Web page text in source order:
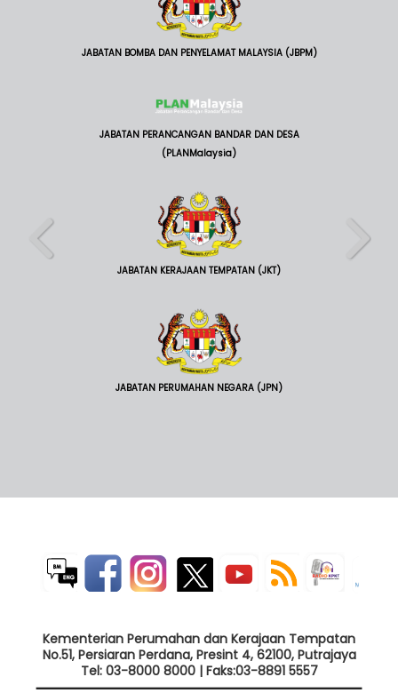
JABATAN BOMBA DAN PENYELAMAT MALAYSIA (JBPM)
JABATAN PERANCANGAN BANDAR DAN DESA
(PLANMalaysia)
JABATAN KERAJAAN TEMPATAN (JKT)
JABATAN PERUMAHAN NEGARA (JPN)
Kementerian Perumahan dan Kerajaan Tempatan
No.51, Persiaran Perdana, Presint 4, 62100, Putrajaya
Tel: 03-8000 8000 | Faks:03-8891 5557